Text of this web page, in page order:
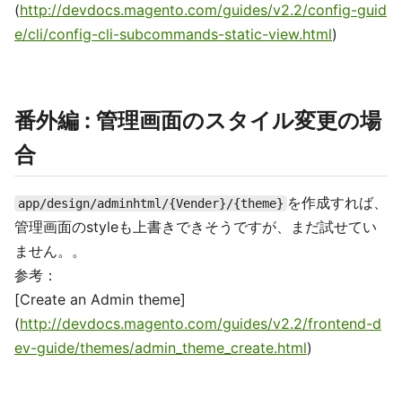
(http://devdocs.magento.com/guides/v2.2/config-guid
e/cli/config-cli-subcommands-static-view.html)
番外編 : 管理画面のスタイル変更の場
合
app/design/adminhtml/{Vender}/{theme} を作成すれば、
管理画面のstyleも上書きできそうですが、まだ試せてい
ません。。
参考：
[Create an Admin theme]
(http://devdocs.magento.com/guides/v2.2/frontend-d
ev-guide/themes/admin_theme_create.html)